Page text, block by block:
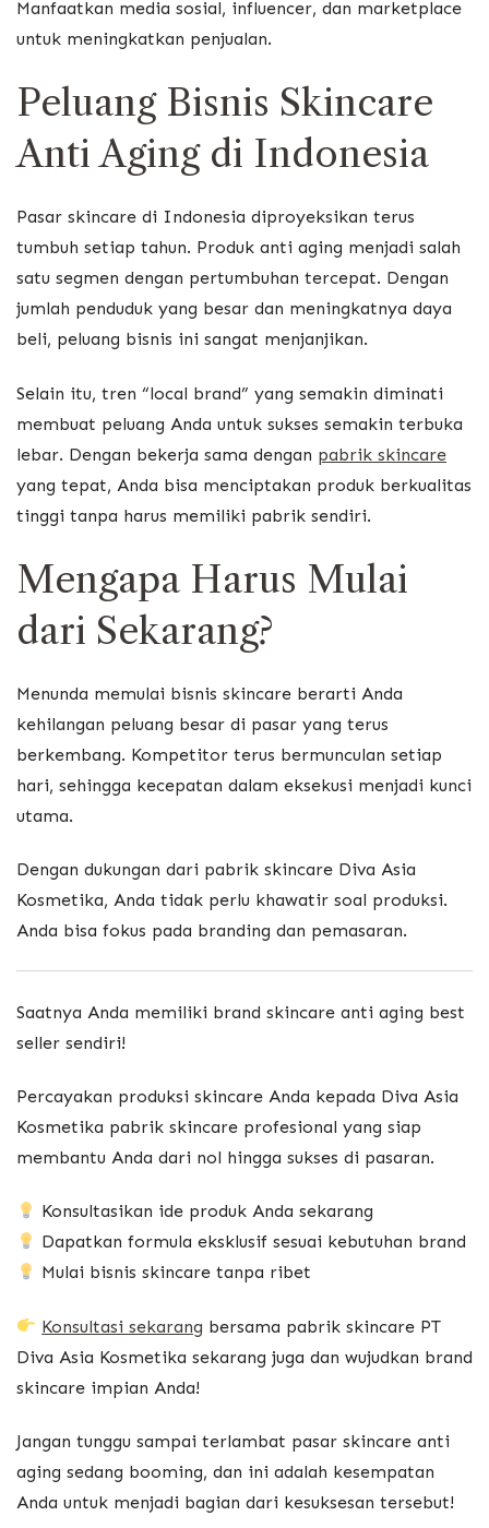
Manfaatkan media sosial, influencer, dan marketplace
untuk meningkatkan penjualan.
Peluang Bisnis Skincare
Anti Aging di Indonesia
Pasar skincare di Indonesia diproyeksikan terus
tumbuh setiap tahun. Produk anti aging menjadi salah
satu segmen dengan pertumbuhan tercepat. Dengan
jumlah penduduk yang besar dan meningkatnya daya
beli, peluang bisnis ini sangat menjanjikan.
Selain itu, tren “local brand” yang semakin diminati
membuat peluang Anda untuk sukses semakin terbuka
lebar. Dengan bekerja sama dengan pabrik skincare
yang tepat, Anda bisa menciptakan produk berkualitas
tinggi tanpa harus memiliki pabrik sendiri.
Mengapa Harus Mulai
dari Sekarang?
Menunda memulai bisnis skincare berarti Anda
kehilangan peluang besar di pasar yang terus
berkembang. Kompetitor terus bermunculan setiap
hari, sehingga kecepatan dalam eksekusi menjadi kunci
utama.
Dengan dukungan dari pabrik skincare Diva Asia
Kosmetika, Anda tidak perlu khawatir soal produksi.
Anda bisa fokus pada branding dan pemasaran.
Saatnya Anda memiliki brand skincare anti aging best
seller sendiri!
Percayakan produksi skincare Anda kepada Diva Asia
Kosmetika pabrik skincare profesional yang siap
membantu Anda dari nol hingga sukses di pasaran.
Konsultasikan ide produk Anda sekarang
Dapatkan formula eksklusif sesuai kebutuhan brand
Mulai bisnis skincare tanpa ribet
Konsultasi sekarang bersama pabrik skincare PT
Diva Asia Kosmetika sekarang juga dan wujudkan brand
skincare impian Anda!
Jangan tunggu sampai terlambat pasar skincare anti
aging sedang booming, dan ini adalah kesempatan
Anda untuk menjadi bagian dari kesuksesan tersebut!